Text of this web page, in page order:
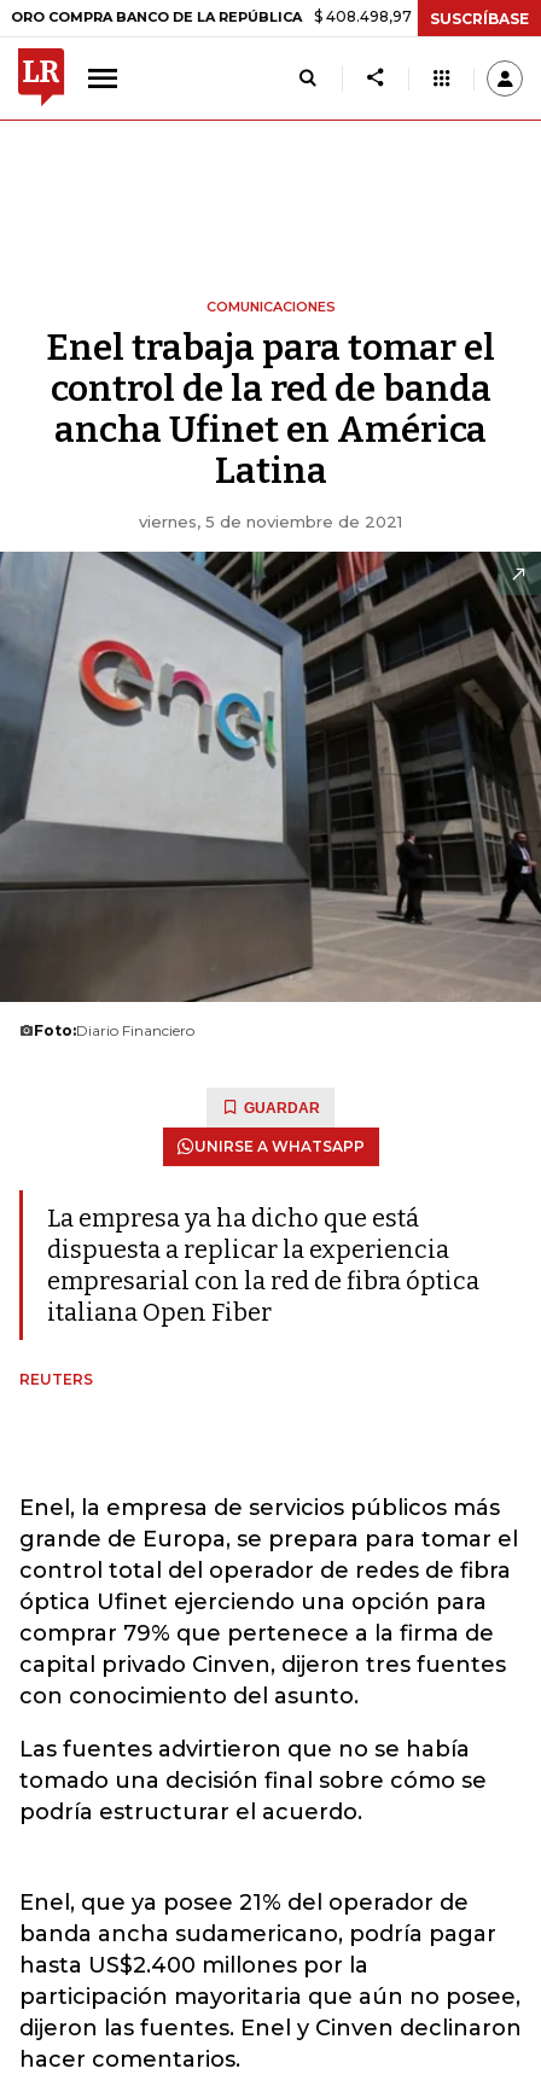
BANCO DE LA REPÚBLICA $ 408.498,97 +$ 8.753,81 +2,19%
SUSCRÍBASE
COMUNICACIONES
Enel trabaja para tomar el
control de la red de banda
ancha Ufinet en América
Latina
viernes, 5 de noviembre de 2021
Foto:Diario Financiero
GUARDAR
UNIRSE A WHATSAPP
La empresa ya ha dicho que está
dispuesta a replicar la experiencia
empresarial con la red de fibra óptica
italiana Open Fiber
REUTERS
Enel, la empresa de servicios públicos más
grande de Europa, se prepara para tomar el
control total del operador de redes de fibra
óptica Ufinet ejerciendo una opción para
comprar 79% que pertenece a la firma de
capital privado Cinven, dijeron tres fuentes
con conocimiento del asunto.
Las fuentes advirtieron que no se había
tomado una decisión final sobre cómo se
podría estructurar el acuerdo.
Enel, que ya posee 21% del operador de
banda ancha sudamericano, podría pagar
hasta US$2.400 millones por la
participación mayoritaria que aún no posee,
dijeron las fuentes. Enel y Cinven declinaron
hacer comentarios.